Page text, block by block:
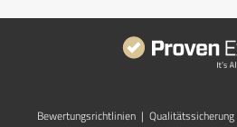
Bewertungs­richtlinien | Qualitätssicherung